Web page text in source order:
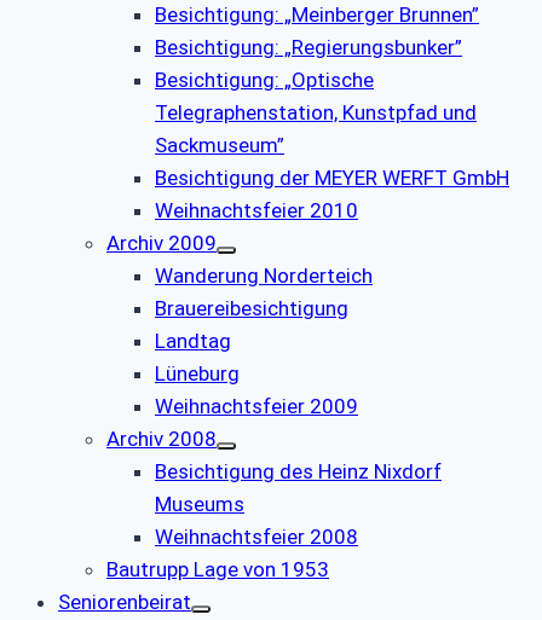
Besichtigung: „Meinberger Brunnen”
Besichtigung: „Regierungsbunker”
Besichtigung: „Optische
Telegraphenstation, Kunstpfad und
Sackmuseum”
Besichtigung der MEYER WERFT GmbH
Weihnachtsfeier 2010
Archiv 2009
Wanderung Norderteich
Brauereibesichtigung
Landtag
Lüneburg
Weihnachtsfeier 2009
Archiv 2008
Besichtigung des Heinz Nixdorf
Museums
Weihnachtsfeier 2008
Bautrupp Lage von 1953
Seniorenbeirat